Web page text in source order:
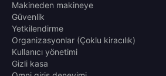
Makineden makineye
Güvenlik
Yetkilendirme
Organizasyonlar (Çoklu kiracılık)
Kullanıcı yönetimi
Gizli kasa